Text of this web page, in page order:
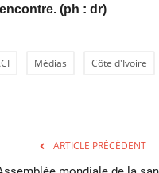
(ph : dr)
Médias Côte d'Ivoire
ARTICLE PRÉCÉDENT